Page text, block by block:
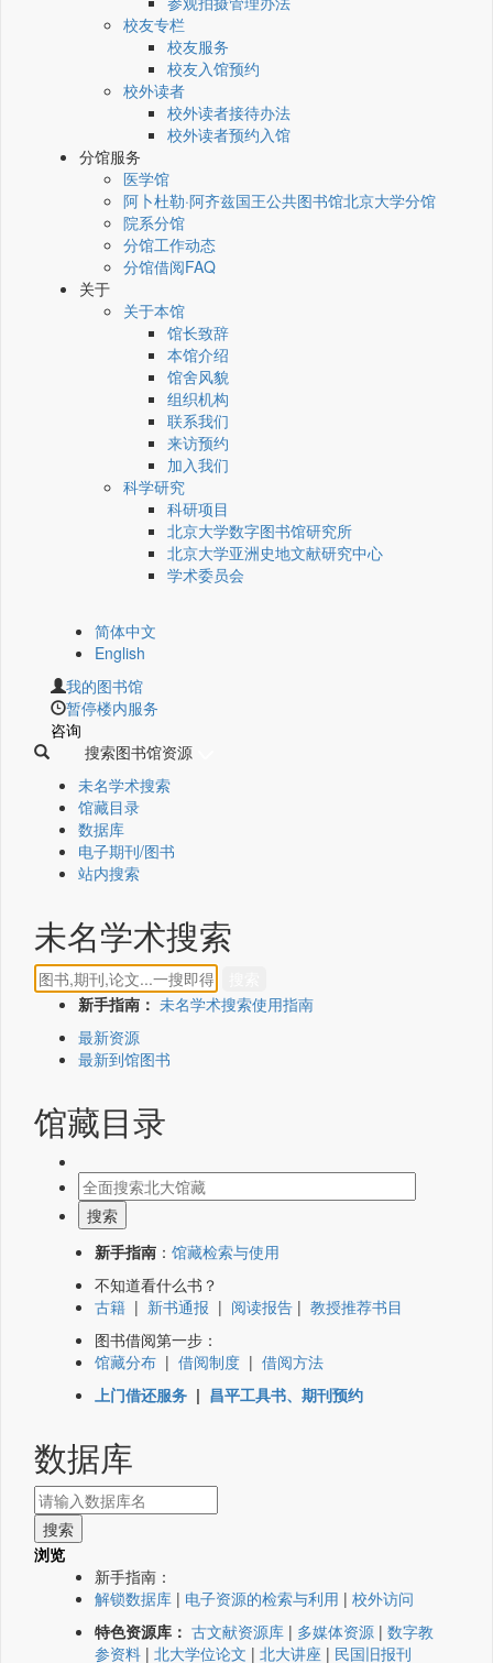
校友专栏
校友服务
校友入馆预约
校外读者
校外读者接待办法
校外读者预约入馆
分馆服务
医学馆
阿卜杜勒·阿齐兹国王公共图书馆北京大学分馆
院系分馆
分馆工作动态
分馆借阅FAQ
关于
关于本馆
馆长致辞
本馆介绍
馆舍风貌
组织机构
联系我们
来访预约
加入我们
科学研究
科研项目
北京大学数字图书馆研究所
北京大学亚洲史地文献研究中心
学术委员会
简体中文
English
我的图书馆
暂停楼内服务
咨询
搜索图书馆资源
未名学术搜索
馆藏目录
数据库
电子期刊/图书
站内搜索
未名学术搜索
新手指南： 未名学术搜索使用指南
最新资源
最新到馆图书
馆藏目录
新手指南 ： 馆藏检索与使用
不知道看什么书？
古籍 | 新书通报 | 阅读报告 | 教授推荐书目
图书借阅第一步：
馆藏分布 | 借阅制度 | 借阅方法
上门借还服务 | 昌平工具书、期刊预约
数据库
浏览
新手指南：
解锁数据库 | 电子资源的检索与利用 | 校外访问
特色资源库： 古文献资源库 | 多媒体资源 | 数字教
参资料 | 北大学位论文 | 北大讲座 | 民国旧报刊